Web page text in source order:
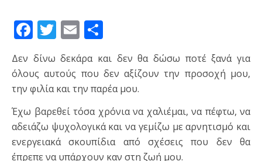
Facebook
Twitter
Email
Δεν δίνω δεκάρα και δεν θα δώσω ποτέ ξανά για
όλους αυτούς που δεν αξίζουν την προσοχή μου,
την φιλία και την παρέα μου.
Έχω βαρεθεί τόσα χρόνια να χαλιέμαι, να πέφτω, να
αδειάζω ψυχολογικά και να γεμίζω με αρνητισμό και
ενεργειακά σκουπίδια από σχέσεις που δεν θα
έπρεπε να υπάρχουν καν στη ζωή μου.